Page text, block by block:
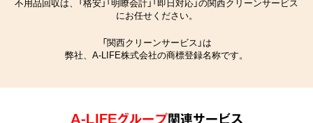
にお任せください。
「関西クリーンサービス」は
弊社、A-LIFE株式会社の商標登録名称です。
A-LIFEグループ関連サービス